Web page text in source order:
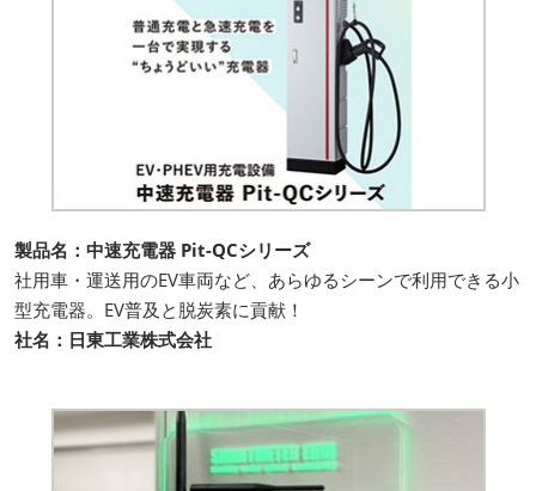
製品名：中速充電器 Pit-QCシリーズ
社用車・運送用のEV車両など、あらゆるシーンで利用できる小
型充電器。EV普及と脱炭素に貢献！
社名：日東工業株式会社